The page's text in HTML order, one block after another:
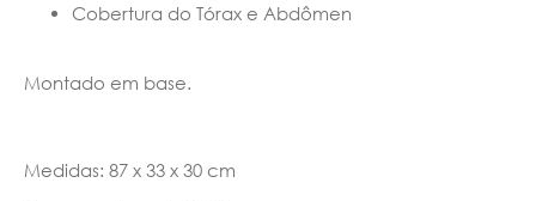
Cobertura do Tórax e Abdômen
Montado em base.
Medidas: 87 x 33 x 30 cm